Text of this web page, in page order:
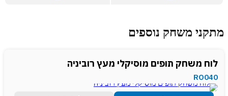
מתקני משחק נוספים
לוח משחק תופים מוסיקלי מעץ רוביניה
RO040